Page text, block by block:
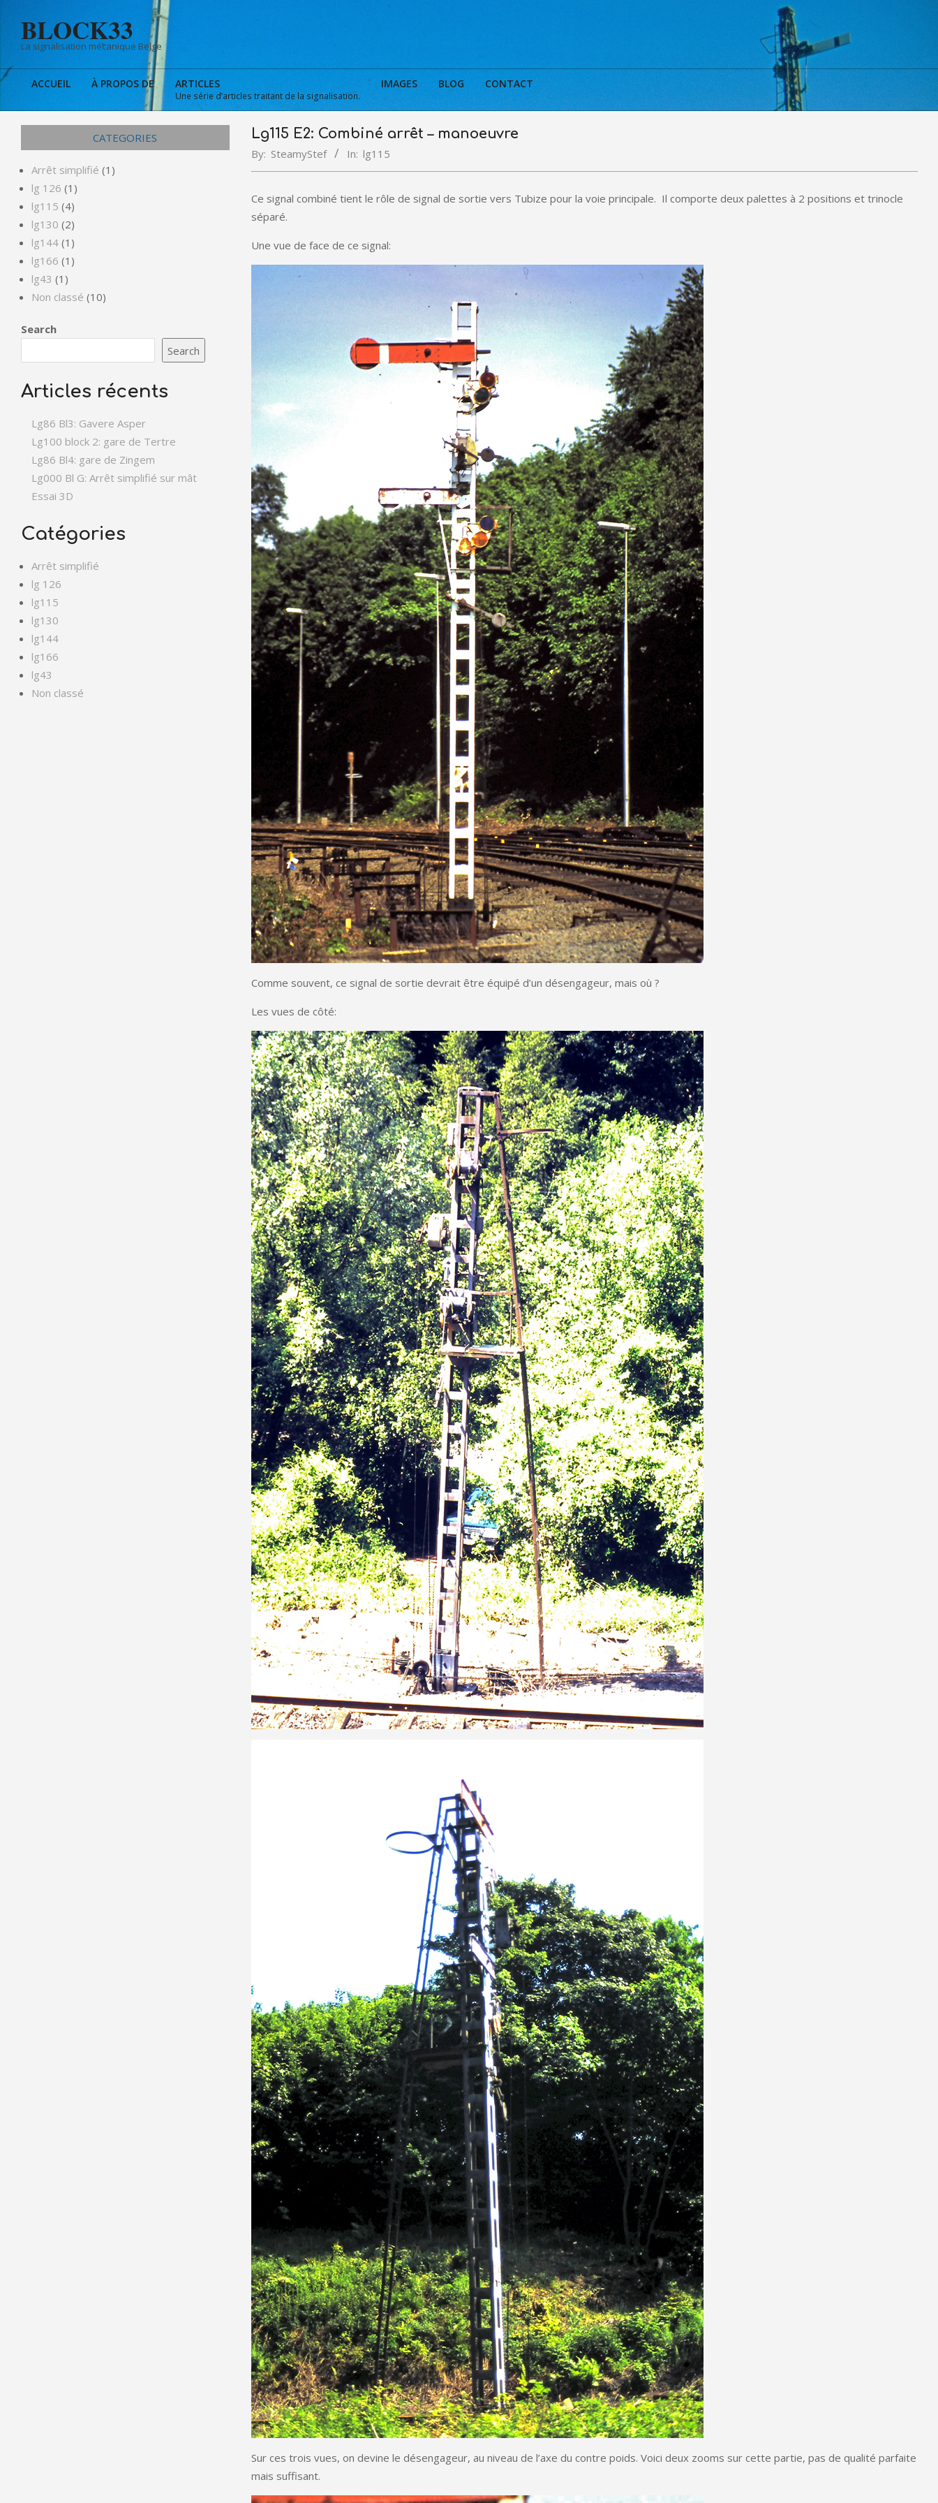
contentBLOCK33
La signalisation mécanique Belge
ACCUEIL À PROPOS DE ARTICLES
Une série d’articles traitant de la signalisation.
IMAGES BLOG CONTACT
Lg115 E2: Combiné arrêt – manoeuvre
By: SteamyStef In: lg115
Ce signal combiné tient le rôle de signal de sortie vers Tubize pour la voie principale. Il comporte deux palettes à 2 positions et trinocle
séparé.
Une vue de face de ce signal:
Comme souvent, ce signal de sortie devrait être équipé d’un désengageur, mais où ?
Les vues de côté:
Sur ces trois vues, on devine le désengageur, au niveau de l’axe du contre poids. Voici deux zooms sur cette partie, pas de qualité parfaite
mais suffisant.
CATEGORIES
Arrêt simplifié (1)
lg 126 (1)
lg115 (4)
lg130 (2)
lg144 (1)
lg166 (1)
lg43 (1)
Non classé (10)
Search
Search
Articles récents
Lg86 Bl3: Gavere Asper
Lg100 block 2: gare de Tertre
Lg86 Bl4: gare de Zingem
Lg000 Bl G: Arrêt simplifié sur mât
Essai 3D
Catégories
Arrêt simplifié
lg 126
lg115
lg130
lg144
lg166
lg43
Non classé